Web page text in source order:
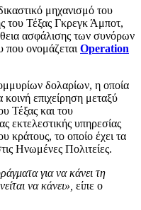
μηχανισμό του
του Τέξας Γκρεγκ Άμποτ,
ασφάλισης των συνόρων
που ονομάζεταιOperation
δολαρίων, η οποία
επιχείρηση μεταξύ
Τέξας και του
εκτελεστικής υπηρεσίας
κράτους, το οποίο έχει τα
Ηνωμένες Πολιτείες.
για να κάνει τη
να κάνει», είπε ο